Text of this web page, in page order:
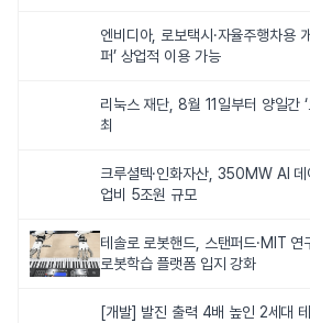
엔비디아, 로보택시·자율주행차용
퍼’ 상업적 이용 가능
리눅스 재단, 8월 11일부터 양일간
최
크루셜텍·인화자산, 350MW AI
업비 5조원 규모
테솔로 로봇핸드, 스탠퍼드·MIT
로봇학습 플랫폼 입지 강화
[개발] 발진 출력 4배 높인 2세대